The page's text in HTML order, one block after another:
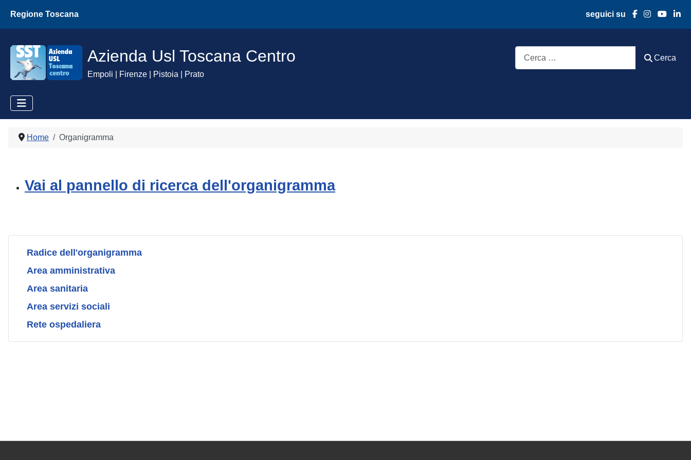
Regione Toscana seguici su
Azienda Usl Toscana Centro
Empoli | Firenze | Pistoia | Prato
Cerca
Radice dell'organigramma
Area amministrativa
Area sanitaria
Area servizi sociali
Rete ospedaliera
Home Organigramma
Vai al pannello di ricerca dell'organigramma